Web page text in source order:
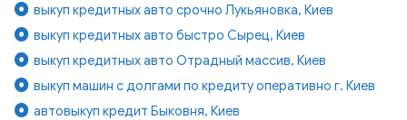
выкуп кредитных авто срочно Лукьяновка, Киев
выкуп кредитных авто быстро Сырец, Киев
выкуп кредитных авто Отрадный массив, Киев
выкуп машин с долгами по кредиту оперативно г. Киев
автовыкуп кредит Быковня, Киев